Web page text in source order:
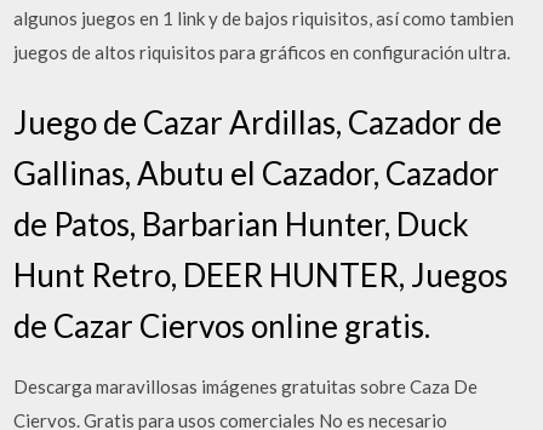
algunos juegos en 1 link y de bajos riquisitos, así como tambien
juegos de altos riquisitos para gráficos en configuración ultra.
Juego de Cazar Ardillas, Cazador de
Gallinas, Abutu el Cazador, Cazador
de Patos, Barbarian Hunter, Duck
Hunt Retro, DEER HUNTER, Juegos
de Cazar Ciervos online gratis.
Descarga maravillosas imágenes gratuitas sobre Caza De
Ciervos. Gratis para usos comerciales No es necesario